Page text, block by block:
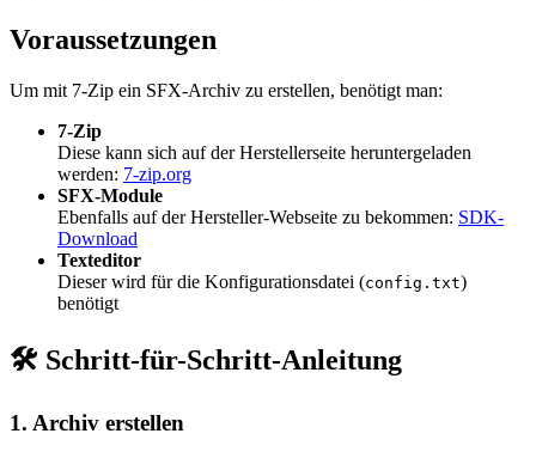
Voraussetzungen
Um mit 7-Zip ein SFX-Archiv zu erstellen, benötigt man:
7-Zip
Diese kann sich auf der Herstellerseite heruntergeladen
werden: 7-zip.org
SFX-Module
Ebenfalls auf der Hersteller-Webseite zu bekommen: SDK-
Download
Texteditor
Dieser wird für die Konfigurationsdatei (config.txt)
benötigt
🛠️ Schritt-für-Schritt-Anleitung
1. Archiv erstellen